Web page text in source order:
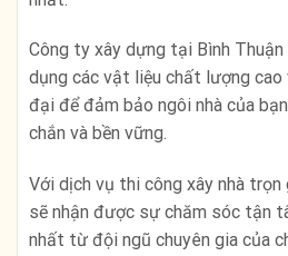
Công ty xây dựng tại Bình
dụng các vật liệu chất lượng
đại để đảm bảo ngôi nhà của
chắn và bền vững.
Với dịch vụ thi công xây nhà trọn
sẽ nhận được sự chăm sóc tận
nhất từ đội ngũ chuyên gia của